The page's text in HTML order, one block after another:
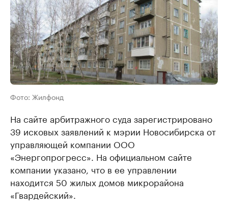
Фото: Жилфонд
На сайте арбитражного суда зарегистрировано
39 исковых заявлений к мэрии Новосибирска от
управляющей компании ООО
«Энергопрогресс». На официальном сайте
компании указано, что в ее управлении
находится 50 жилых домов микрорайона
«Гвардейский».